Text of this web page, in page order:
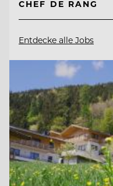
CHEF DE RANG
Entdecke alle Jobs